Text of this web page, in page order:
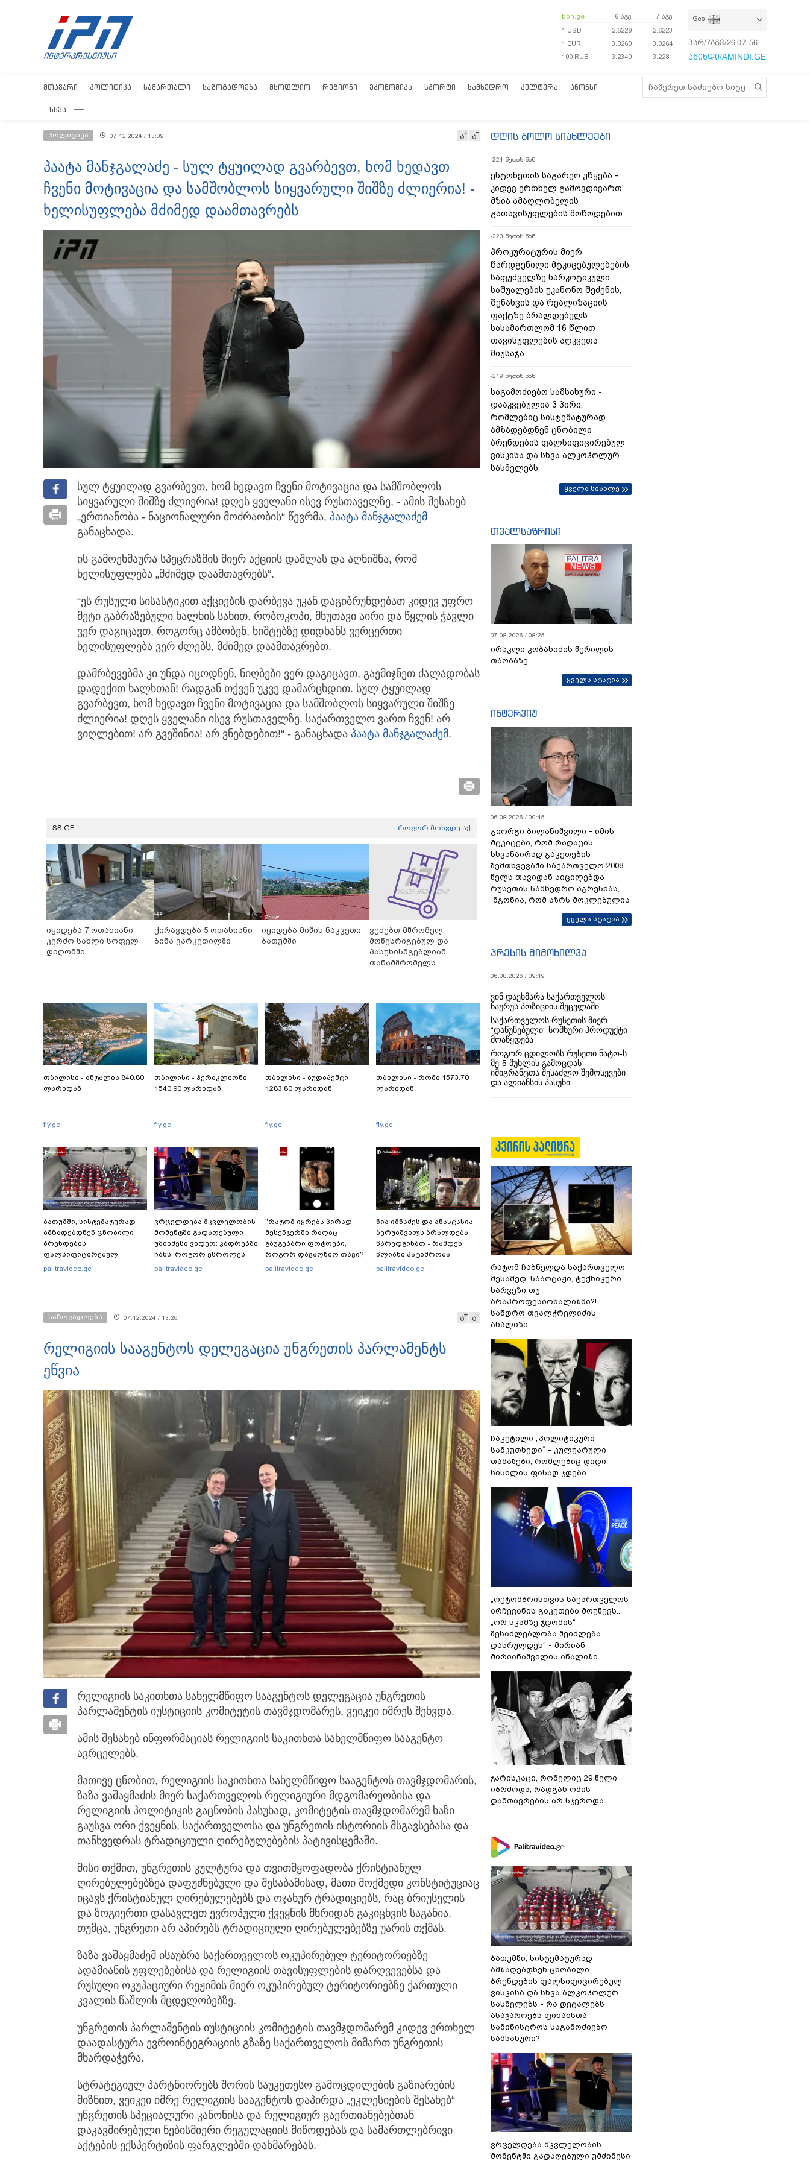
bpn.ge 6 აგვ
7 აგვ
1 USD
2.6229
2.6223
1 EUR
3.0260
3.0264
100 RUB
3.2340 3.2281
Geo
პარ/7აგვ/26 07:56:58
ამინდი/AMINDI.GE
ᲛᲗᲐᲕᲐᲠᲘ ᲞᲝᲚᲘᲢᲘᲙᲐ ᲡᲐᲛᲐᲠᲗᲐᲚᲘ ᲡᲐᲖᲝᲒᲐᲓᲝᲔᲑᲐ ᲛᲡᲝᲤᲚᲘᲝ ᲠᲔᲒᲘᲝᲜᲘ ᲔᲙᲝᲜᲝᲛᲘᲙᲐ ᲡᲞᲝᲠᲢᲘ ᲡᲐᲛᲮᲔᲓᲠᲝ ᲙᲣᲚᲢᲣᲠᲐ ᲐᲜᲝᲜᲡᲘ
ᲡᲮᲕᲐ
პოლიტიკა 07.12.2024 / 13:09 ა ა
პაატა მანჯგალაძე - სულ ტყუილად გვარბევთ, ხომ ხედავთ
ჩვენი მოტივაცია და სამშობლოს სიყვარული შიშზე ძლიერია! -
ხელისუფლება მძიმედ დაამთავრებს
სულ ტყუილად გვარბევთ, ხომ ხედავთ ჩვენი მოტივაცია და სამშობლოს
სიყვარული შიშზე ძლიერია! დღეს ყველანი ისევ რუსთაველზე, - ამის შესახებ
„ერთიანობა - ნაციონალური მოძრაობის“ წევრმა, პაატა მანჯგალაძემ
განაცხადა.
ის გამოეხმაურა სპეცრაზმის მიერ აქციის დაშლას და აღნიშნა, რომ
ხელისუფლება „მძიმედ დაამთავრებს“.
“ეს რუსული სისასტიკით აქციების დარბევა უკან დაგიბრუნდებათ კიდევ უფრო
მეტი გაბრაზებული ხალხის სახით. რობოკოპი, მხუთავი აირი და წყლის ჭავლი
ვერ დაგიცავთ, როგორც ამბობენ, ხიშტებზე დიდხანს ვერცერთი
ხელისუფლება ვერ ძლებს, მძიმედ დაამთავრებთ.
დამრბევებმა კი უნდა იცოდნენ, ნიღბები ვერ დაგიცავთ, გაემიჯნეთ ძალადობას
დადექით ხალხთან! რადგან თქვენ უკვე დამარცხდით. სულ ტყუილად
გვარბევთ, ხომ ხედავთ ჩვენი მოტივაცია და სამშობლოს სიყვარული შიშზე
ძლიერია! დღეს ყველანი ისევ რუსთაველზე. საქართველო ვართ ჩვენ! არ
ვიღლებით! არ გვეშინია! არ ვნებდებით!“ - განაცხადა პაატა მანჯგალაძემ.
SS.GE როგორ მოხვდე აქ
იყიდება 7 ოთახიანი
კერძო სახლი სოფელ
დიღომში
ქირავდება 5 ოთახიანი
ბინა ვარკეთილში
იყიდება მიწის ნაკვეთი
ბათუმში
ვეძებთ მშრომელ.
მოწესრიგებულ და
პასუხისმგებლიან
თანამშრომელს.
თბილისი - ანტალია 840.80
ლარიდან
fly.ge
თბილისი - ჰერაკლიონი
1540.90 ლარიდან
fly.ge
თბილისი - ბუდაპეშტი
1283.80 ლარიდან
fly.ge
თბილისი - რომი 1573.70
ლარიდან
fly.ge
ბათუმში, სისტემატურად
ამზადებდნენ ცნობილი
ბრენდების
ფალსიფიცირებულ
ვისკისა და სხვა
palitravideo.ge
ვრცელდება მკვლელობის
მომენტში გადაღებული
უმძიმესი ვიდეო: კადრებში
ჩანს, როგორ ესროლეს
ცნობილ "ტიკტოკერს"
palitravideo.ge
"რატომ იყრება პირად
მესენჯერში რაღაც
გაუგებარი ფოტოები,
როგორ დავაღწიო თავი?"
- შესაძლებელია თუ არა ამ
palitravideo.ge
ნია იმნაძეს და ანასტასია
ბერუაშვილს ბრალდება
წარედგინათ - რამდენ
წლიანი პატიმრობა
ემუქრებათ
palitravideo.ge
საზოგადოება 07.12.2024 / 13:26 ა ა
რელიგიის სააგენტოს დელეგაცია უნგრეთის პარლამენტს
ეწვია
რელიგიის საკითხთა სახელმწიფო სააგენტოს დელეგაცია უნგრეთის
პარლამენტის იუსტიციის კომიტეტის თავმჯდომარეს, ვეიკეი იმრეს შეხვდა.
ამის შესახებ ინფორმაციას რელიგიის საკითხთა სახელმწიფო სააგენტო
ავრცელებს.
მათივე ცნობით, რელიგიის საკითხთა სახელმწიფო სააგენტოს თავმჯდომარის,
ზაზა ვაშაყმაძის მიერ საქართველოს რელიგიური მდგომარეობისა და
რელიგიის პოლიტიკის გაცნობის პასუხად, კომიტეტის თავმჯდომარემ ხაზი
გაუსვა ორი ქვეყნის, საქართველოსა და უნგრეთის ისტორიის მსგავსებასა და
თანხვედრას ტრადიციული ღირებულებების პატივისცემაში.
მისი თქმით, უნგრეთის კულტურა და თვითმყოფადობა ქრისტიანულ
ღირებულებებზეა დაფუძნებული და შესაბამისად, მათი მოქმედი კონსტიტუციაც
იცავს ქრისტიანულ ღირებულებებს და ოჯახურ ტრადიციებს, რაც ბრიუსელის
და ზოგიერთი დასავლეთ ევროპული ქვეყნის მხრიდან გაკიცხვის საგანია.
თუმცა, უნგრეთი არ აპირებს ტრადიციული ღირებულებებზე უარის თქმას.
ზაზა ვაშაყმაძემ ისაუბრა საქართველოს ოკუპირებულ ტერიტორიებზე
ადამიანის უფლებებისა და რელიგიის თავისუფლების დარღვევებსა და
რუსული ოკუპაციური რეჟიმის მიერ ოკუპირებულ ტერიტორიებზე ქართული
კვალის წაშლის მცდელობებზე.
უნგრეთის პარლამენტის იუსტიციის კომიტეტის თავმჯდომარემ კიდევ ერთხელ
დაადასტურა ევროინტეგრაციის გზაზე საქართველოს მიმართ უნგრეთის
მხარდაჭერა.
სტრატეგიულ პარტნიორებს შორის საუკეთესო გამოცდილების გაზიარების
მიზნით, ვეიკეი იმრე რელიგიის სააგენტოს დაპირდა „ეკლესიების შესახებ“
უნგრეთის სპეციალური კანონისა და რელიგიურ გაერთიანებებთან
დაკავშირებული ნებისმიერი რეგულაციის მიწოდებას და სამართლებრივი
აქტების ექსპერტიზის ფარგლებში დახმარებას.
დღის ბოლო სიახლეები
-224 წუთის წინ
ესტონეთის საგარეო უწყება -
კიდევ ერთხელ გამოვდივართ
მზია ამაღლობელის
გათავისუფლების მოწოდებით
-223 წუთის წინ
პროკურატურის მიერ
წარდგენილი მტკიცებულებების
საფუძველზე ნარკოტიკული
საშუალების უკანონო შეძენის,
შენახვის და რეალიზაციის
ფაქტზე ბრალდებულს
სასამართლომ 16 წლით
თავისუფლების აღკვეთა
მიუსაჯა
-219 წუთის წინ
საგამოძიებო სამსახური -
დააკვებულია 3 პირი,
რომლებიც სისტემატურად
ამზადებდნენ ცნობილი
ბრენდების ფალსიფიცირებულ
ვისკისა და სხვა ალკოჰოლურ
სასმელებს
ყველა სიახლე
თვალსაზრისი
07.08.2026 / 08:25
ირაკლი კობახიძის წერილის
თაობაზე
ყველა სტატია
ინტერვიუ
06.08.2026 / 09:45
გიორგი ბილანიშვილი - იმის
მტკიცება, რომ რაღაცის
სხვანაირად გაკეთების
შემთხვევაში საქართველო 2008
წელს თავიდან აიცილებდა
რუსეთის სამხედრო აგრესიას,
მგონია, რომ აზრს მოკლებულია
ყველა სტატია
პრესის მიმოხილვა
06.08.2026 / 09:19
ვინ დაეხმარა საქართველოს
ნაურუს პოზიციის შეცვლაში
საქართველოს რუსეთის მიერ
“დაწუნებული” სომხური პროდუქტი
მოაწყდება
როგორ ცდილობს რუსეთი ნატო-ს
მე-5 მუხლის გამოცდას -
იმიგრანტთა შესაძლო შემოსევები
და ალიანსის პასუხი
რატომ ჩაბნელდა საქართველო
მესამედ: საბოტაჟი, ტექნიკური
ხარვეზი თუ
არაპროფესიონალიზმი?! -
სანდრო თვალჭრელიძის
ანალიზი
ჩაკეტილი „პოლიტიკური
სამკუთხედი“ - კულუარული
თამაშები, რომლებიც დიდი
სისხლის ფასად ჯდება
„ოქტომბრისთვის საქართველოს
არჩევანის გაკეთება მოუწევს...
„ორ სკამზე ჯდომის“
შესაძლებლობა შეიძლება
დასრულდეს“ - მირიან
მირიანაშვილის ანალიზი
ჯარისკაცი, რომელიც 29 წელი
იბრძოდა, რადგან ომის
დამთავრების არ სჯეროდა...
ბათუმში, სისტემატურად
ამზადებდნენ ცნობილი
ბრენდების ფალსიფიცირებულ
ვისკისა და სხვა ალკოჰოლურ
სასმელებს - რა დეტალებს
ასაჯაროებს ფინანსთა
სამინისტროს საგამოძიებო
სამსახური?
ვრცელდება მკვლელობის
მომენტში გადაღებული უმძიმესი